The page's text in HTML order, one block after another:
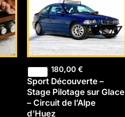
180,00€
Sport Découverte –
Stage Pilotage sur Glace
– Circuit de l’Alpe
d’Huez